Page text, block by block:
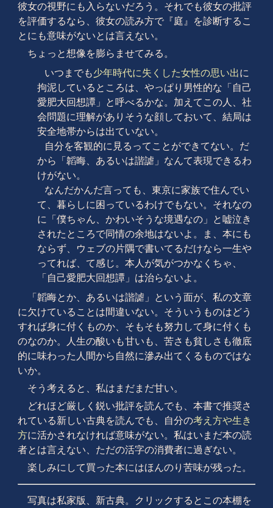
彼女の視野にも入らないだろう。それでも彼女の批評
を評価するなら、彼女の読み方で『庭』を診断するこ
とにも意味がないとは言えない。
ちょっと想像を膨らませてみる。
いつまでも少年時代に失くした女性の思い出に
拘泥しているところは、やっぱり男性的な「自己
愛肥大回想譚」と呼べるかな。加えてこの人、社
会問題に理解がありそうな顔しておいて、結局は
安全地帯からは出ていない。
自分を客観的に見るってことができてない。だ
から「韜晦、あるいは諧謔」なんて表現できるわ
けがない。
なんだかんだ言っても、東京に家族で住んでい
て、暮らしに困っているわけでもない。それなの
に「僕ちゃん、かわいそうな境遇なの」と嘘泣き
されたところで同情の余地はないよ。ま、本にも
ならず、ウェブの片隅で書いてるだけなら一生や
ってれば、て感じ。本人が気がつかなくちゃ、
「自己愛肥大回想譚」は治らないよ。
「韜晦とか、あるいは諧謔」という面が、私の文章
に欠けていることは間違いない。そういうものはどう
すれば身に付くものか、そもそも努力して身に付くも
のなのか。人生の酸いも甘いも、苦さも貧しさも徹底
的に味わった人間から自然に滲み出てくるものではな
いか。
そう考えると、私はまだまだ甘い。
どれほど厳しく鋭い批評を読んでも、本書で推奨さ
れている新しい古典を読んでも、自分の考え方や生き
方に活かされなければ意味がない。私はいまだ本の読
者とは言えない、ただの活字の消費者に過ぎない。
楽しみにして買った本にはほんのり苦味が残った。
写真は私家版、新古典。クリックするとこの本棚を